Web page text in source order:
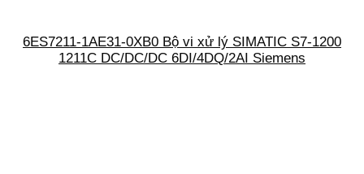
6ES7211-1AE31-0XB0 Bộ vi xử lý SIMATIC S7-1200
1211C DC/DC/DC 6DI/4DQ/2AI Siemens